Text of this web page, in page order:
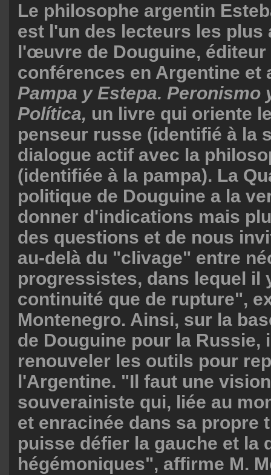
Le philosophe argentin
est l'un des lecteurs les plus
l'œuvre de Douguine, éditeur
conférences en Argentine et
Pampa y Estepa. Peronismo
Política, un livre qui oriente
penseur russe (identifié à la
dialogue actif avec la
(identifiée à la pampa). La
politique de Douguine a la
donner d'indications mais
des questions et de nous
au-delà du "clivage" entre
progressistes, dans lequel il
continuité que de rupture",
Montenegro. Ainsi, sur la
de Douguine pour la Russie,
renouveler les outils pour
l'Argentine. "Il faut une
souverainiste qui, liée au
et enracinée dans sa propre
puisse défier la gauche et la
hégémoniques", affirme M.